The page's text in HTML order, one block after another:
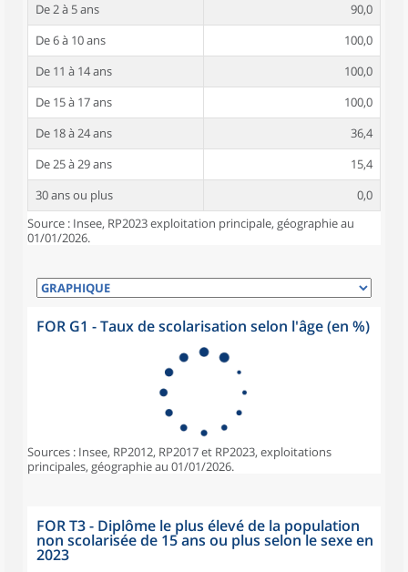
De 2 à 5 ans
90,0
De 6 à 10 ans
100,0
De 11 à 14 ans
100,0
De 15 à 17 ans
100,0
De 18 à 24 ans
36,4
De 25 à 29 ans
15,4
30 ans ou plus
0,0
Source : Insee, RP2023 exploitation principale, géographie au
01/01/2026.
FOR G1 - Taux de scolarisation selon l'âge (en %)
Sources : Insee, RP2012, RP2017 et RP2023, exploitations
principales, géographie au 01/01/2026.
FOR T3 - Diplôme le plus élevé de la population
non scolarisée de 15 ans ou plus selon le sexe en
2023